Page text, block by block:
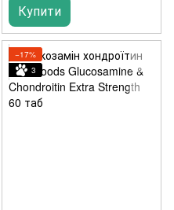
Купити
−17%
3